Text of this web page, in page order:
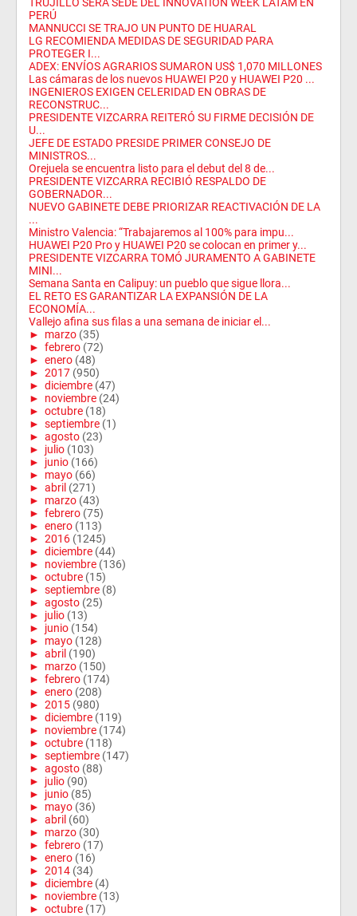
PERÚ
MANNUCCI SE TRAJO UN PUNTO DE HUARAL
LG RECOMIENDA MEDIDAS DE SEGURIDAD PARA
PROTEGER I...
ADEX: ENVÍOS AGRARIOS SUMARON US$ 1,070 MILLONES
Las cámaras de los nuevos HUAWEI P20 y HUAWEI P20 ...
INGENIEROS EXIGEN CELERIDAD EN OBRAS DE
RECONSTRUC...
PRESIDENTE VIZCARRA REITERÓ SU FIRME DECISIÓN DE
U...
JEFE DE ESTADO PRESIDE PRIMER CONSEJO DE
MINISTROS...
Orejuela se encuentra listo para el debut del 8 de...
PRESIDENTE VIZCARRA RECIBIÓ RESPALDO DE
GOBERNADOR...
NUEVO GABINETE DEBE PRIORIZAR REACTIVACIÓN DE LA
...
Ministro Valencia: “Trabajaremos al 100% para impu...
HUAWEI P20 Pro y HUAWEI P20 se colocan en primer y...
PRESIDENTE VIZCARRA TOMÓ JURAMENTO A GABINETE
MINI...
Semana Santa en Calipuy: un pueblo que sigue llora...
EL RETO ES GARANTIZAR LA EXPANSIÓN DE LA
ECONOMÍA...
Vallejo afina sus filas a una semana de iniciar el...
► marzo (35)
► febrero (72)
► enero (48)
► 2017 (950)
► diciembre (47)
► noviembre (24)
► octubre (18)
► septiembre (1)
► agosto (23)
► julio (103)
► junio (166)
► mayo (66)
► abril (271)
► marzo (43)
► febrero (75)
► enero (113)
► 2016 (1245)
► diciembre (44)
► noviembre (136)
► octubre (15)
► septiembre (8)
► agosto (25)
► julio (13)
► junio (154)
► mayo (128)
► abril (190)
► marzo (150)
► febrero (174)
► enero (208)
► 2015 (980)
► diciembre (119)
► noviembre (174)
► octubre (118)
► septiembre (147)
► agosto (88)
► julio (90)
► junio (85)
► mayo (36)
► abril (60)
► marzo (30)
► febrero (17)
► enero (16)
► 2014 (34)
► diciembre (4)
► noviembre (13)
► octubre (17)